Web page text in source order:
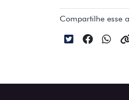
Compartilhe esse